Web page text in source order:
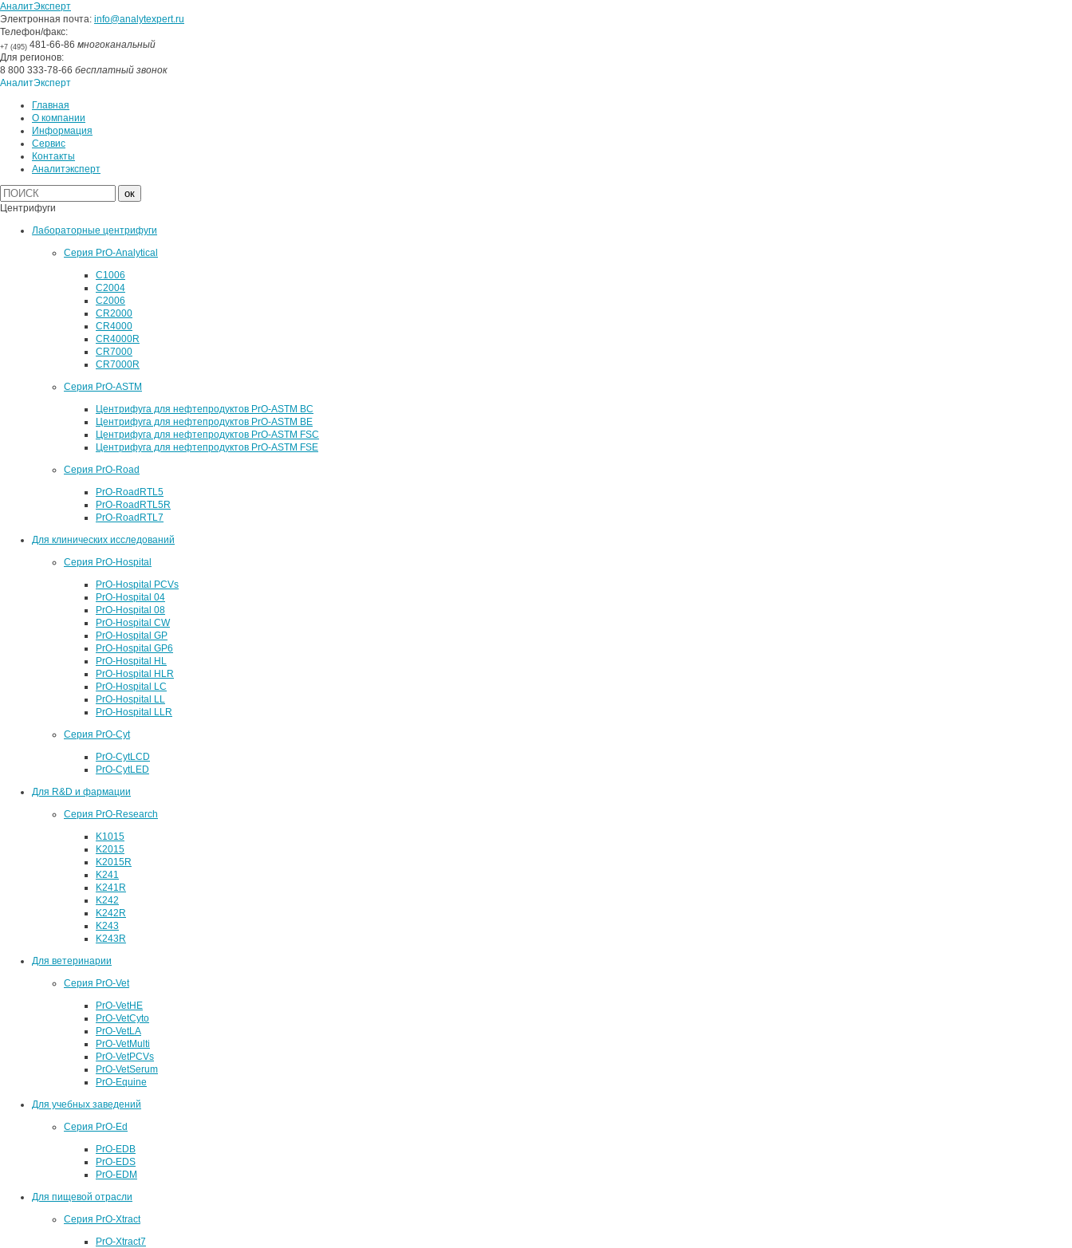
АналитЭксперт
Электронная почта: info@analytexpert.ru
Телефон/факс:
+7 (495) 481-66-86 многоканальный
Для регионов:
8 800 333-78-66 бесплатный звонок
АналитЭксперт
Главная
О компании
Информация
Сервис
Контакты
Аналитэксперт
Центрифуги
Лабораторные центрифуги
Серия PrO-Analytical
C1006
C2004
C2006
CR2000
CR4000
CR4000R
CR7000
CR7000R
Серия PrO-ASTM
Центрифуга для нефтепродуктов PrO-ASTM BC
Центрифуга для нефтепродуктов PrO-ASTM BE
Центрифуга для нефтепродуктов PrO-ASTM FSC
Центрифуга для нефтепродуктов PrO-ASTM FSE
Серия PrO-Road
PrO-RoadRTL5
PrO-RoadRTL5R
PrO-RoadRTL7
Для клинических исследований
Серия PrO-Hospital
PrO-Hospital PCVs
PrO-Hospital 04
PrO-Hospital 08
PrO-Hospital CW
PrO-Hospital GP
PrO-Hospital GP6
PrO-Hospital HL
PrO-Hospital HLR
PrO-Hospital LC
PrO-Hospital LL
PrO-Hospital LLR
Серия PrO-Cyt
PrO-CytLCD
PrO-CytLED
Для R&D и фармации
Серия PrO-Research
K1015
K2015
K2015R
K241
K241R
K242
K242R
K243
K243R
Для ветеринарии
Серия PrO-Vet
PrO-VetHE
PrO-VetCyto
PrO-VetLA
PrO-VetMulti
PrO-VetPCVs
PrO-VetSerum
PrO-Equine
Для учебных заведений
Серия PrO-Ed
PrO-EDB
PrO-EDS
PrO-EDM
Для пищевой отрасли
Серия PrO-Xtract
PrO-Xtract7